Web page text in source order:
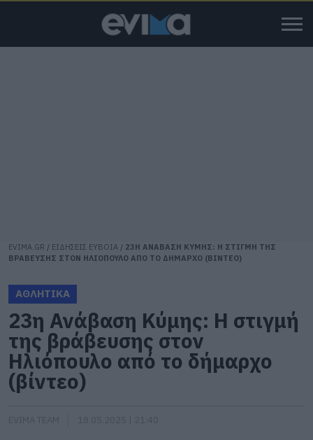
EVIMA.GR / ΕΙΔΗΣΕΙΣ ΕΥΒΟΙΑ / 23Η ΑΝΑΒΑΣΗ ΚΥΜΗΣ: Η ΣΤΙΓΜΗ ΤΗΣ
ΒΡΑΒΕΥΣΗΣ ΣΤΟΝ ΗΛΙΟΠΟΥΛΟ ΑΠΟ ΤΟ ΔΗΜΑΡΧΟ (ΒΙΝΤΕΟ)
ΑΘΛΗΤΙΚΑ
23η Ανάβαση Κύμης: Η στιγμή
της βράβευσης στον
Ηλιόπουλο από το δήμαρχο
(βίντεο)